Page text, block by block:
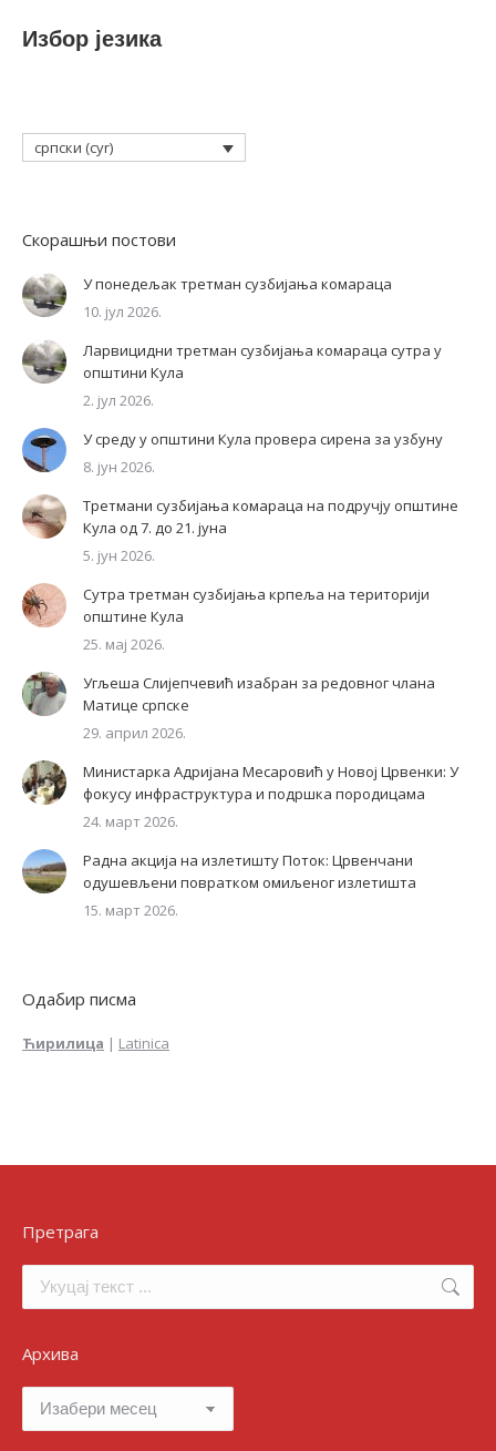
Избор језика
српски (cyr)
Скорашњи постови
У понедељак третман сузбијања комараца
10. јул 2026.
Ларвицидни третман сузбијања комараца сутра у
општини Кула
2. јул 2026.
У среду у општини Кула провера сирена за узбуну
8. јун 2026.
Третмани сузбијања комараца на подручју општине
Кула од 7. до 21. јуна
5. јун 2026.
Сутра третман сузбијања крпеља на територији
општине Кула
25. мај 2026.
Угљеша Слијепчевић изабран за редовног члана
Матице српске
29. април 2026.
Министарка Адријана Месаровић у Новој Црвенки: У
фокусу инфраструктура и подршка породицама
24. март 2026.
Радна акција на излетишту Поток: Црвенчани
одушевљени повратком омиљеног излетишта
15. март 2026.
Одабир писма
Ћирилица | Latinica
Претрага
Архива